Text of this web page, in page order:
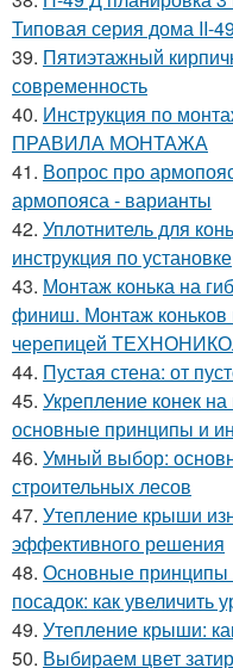
Типовая серия дома II-
39. Пятиэтажный
современность
40. Инструкция по
ПРАВИЛА МОНТАЖА
41. Вопрос про
армопояса - варианты
42. Уплотнитель для
инструкция по установке
43. Монтаж конька на
финиш. Монтаж коньков
черепицей
44. Пустая стена: от
45. Укрепление конек
основные принципы и
46. Умный выбор:
строительных лесов
47. Утепление крыши
эффективного решения
48. Основные
посадок: как увеличить
49. Утепление крыши:
50. Выбираем цвет